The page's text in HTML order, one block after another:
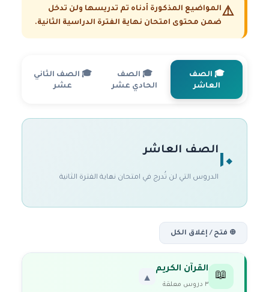
⚠️المواضيع المذكورة أدناه تم تدريسها ولن تدخل
ضمن محتوى امتحان نهاية الفترة الدراسية الثانية.
🎓 الصف
العاشر
🎓 الصف
الحادي عشر
🎓 الصف الثاني
عشر
١٠
الصف العاشر
الدروس التي لن تُدرج في امتحان نهاية الفترة الثانية
⊕ فتح / إغلاق الكل
📖
القرآن الكريم
٣ دروس معلقة
▼